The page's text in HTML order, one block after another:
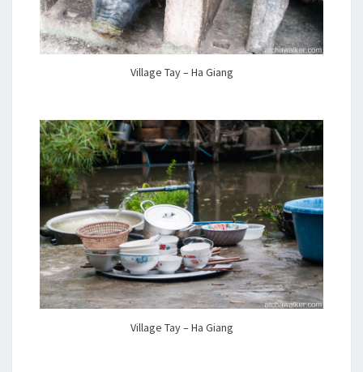
Village Tay – Ha Giang
Village Tay – Ha Giang